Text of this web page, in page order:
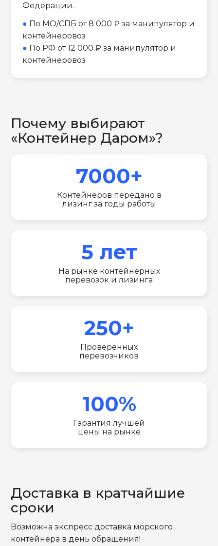
Федерации.
● По МО/СПБ от 8 000 ₽ за манипулятор и
контейнеровоз
● По РФ от 12 000 ₽ за манипулятор и
контейнеровоз
Почему выбирают
«Контейнер Даром»?
7000+
Контейнеров передано в
лизинг за годы работы
5 лет
На рынке контейнерных
перевозок и лизинга
250+
Проверенных
перевозчиков
100%
Гарантия лучшей
цены на рынке
Доставка в кратчайшие
сроки
Возможна экспресс доставка морского
контейнера в день обращения!